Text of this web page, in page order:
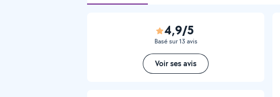
4,9/5
Basé sur 13 avis
Voir ses avis